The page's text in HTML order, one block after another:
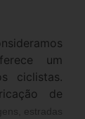
um
ciclistas.
de
estradas